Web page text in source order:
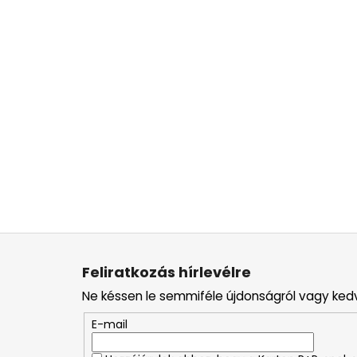
L
Feliratkozás hírlevélre
Ne késsen le semmiféle újdonságról vagy
E-mail